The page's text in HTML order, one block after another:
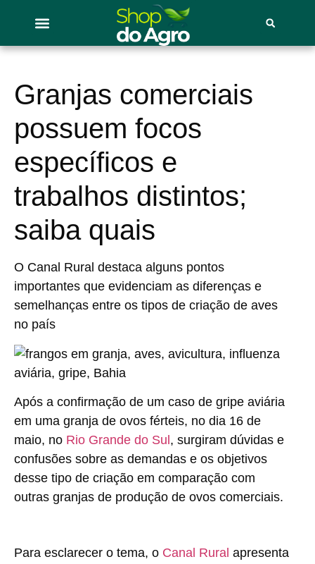
Granjas comerciais
possuem focos
específicos e
trabalhos distintos;
saiba quais
O Canal Rural destaca alguns pontos
importantes que evidenciam as diferenças e
semelhanças entre os tipos de criação de aves
no país
Após a confirmação de um caso de gripe aviária
em uma granja de ovos férteis, no dia 16 de
maio, no Rio Grande do Sul , surgiram dúvidas e
confusões sobre as demandas e os objetivos
desse tipo de criação em comparação com
outras granjas de produção de ovos comerciais.
Para esclarecer o tema, o Canal Rural apresenta